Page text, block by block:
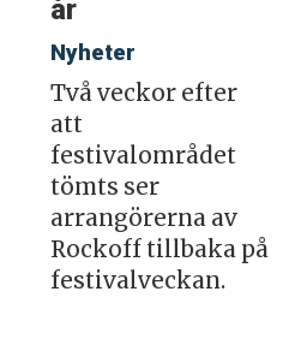
år
Nyheter
Två veckor efter
att
festivalområdet
tömts ser
arrangörerna av
Rockoff tillbaka på
festivalveckan.